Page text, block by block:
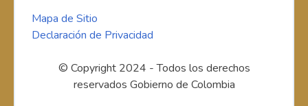
Mapa de Sitio
Declaración de Privacidad
© Copyright 2024 - Todos los derechos
reservados Gobierno de Colombia